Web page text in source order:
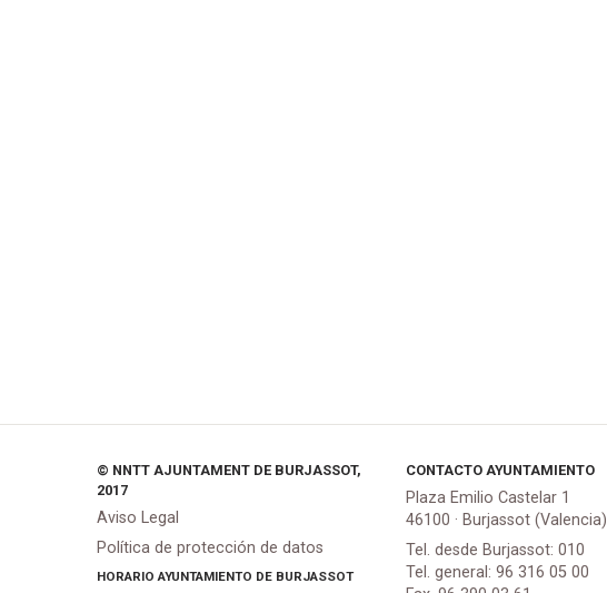
© NNTT AJUNTAMENT DE BURJASSOT,
2017
Aviso Legal
Política de protección de datos
HORARIO AYUNTAMIENTO DE BURJASSOT
CONTACTO AYUNTAMIENTO
Plaza Emilio Castelar 1
46100 · Burjassot (Valencia)
Tel. desde Burjassot: 010
Tel. general: 96 316 05 00